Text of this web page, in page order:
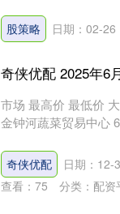
股策略 日期：02-26
奇侠优配 2025年6
市场 最高价 最低价
金钟河蔬菜贸易中心
奇侠优配 日期：12-
查看： 75 分类： 配资
3940.04